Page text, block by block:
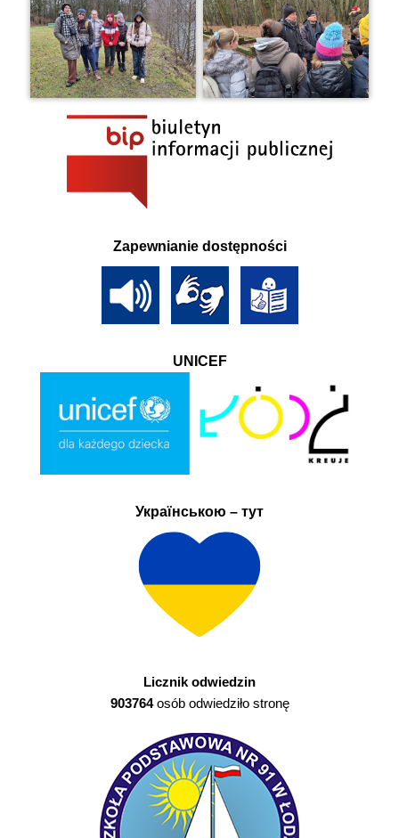
Zapewnianie dostępności
UNICEF
Українською – тут
Licznik odwiedzin
903764osób odwiedziło stronę